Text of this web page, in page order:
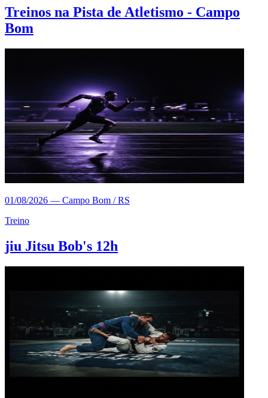
Treinos na Pista de Atletismo - Campo
Bom
01/08/2026 — Campo Bom / RS
Treino
jiu Jitsu Bob's 12h